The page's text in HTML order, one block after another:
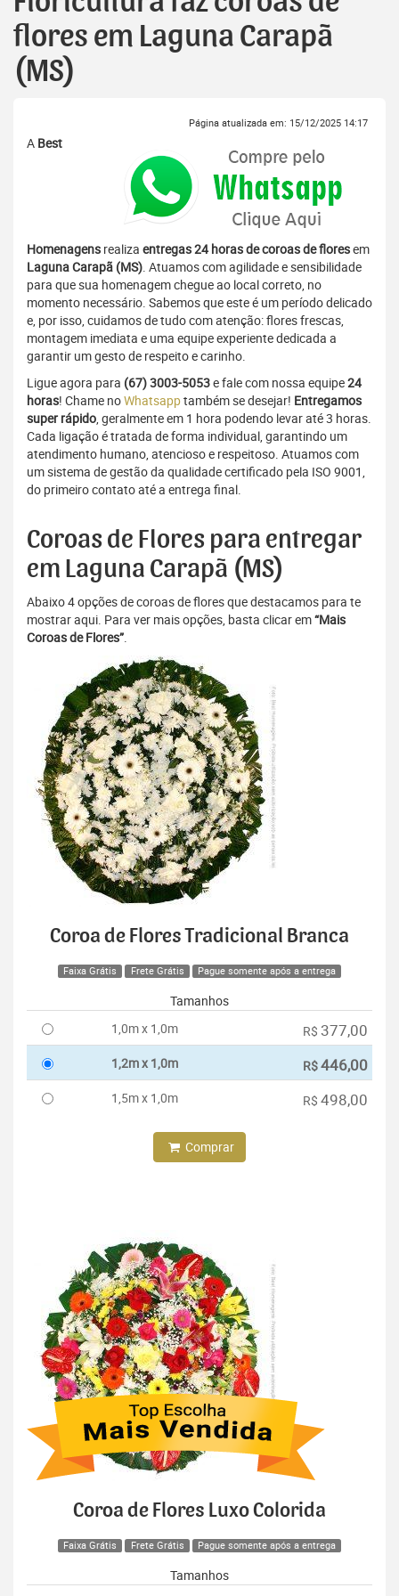
flores em Laguna Carapã
(MS)
Página atualizada em: 15/12/2025 14:17
A Best
Homenagens realiza entregas 24 horas de coroas de floresem
Laguna Carapã (MS). Atuamos com agilidade e sensibilidade
para que sua homenagem chegue ao local correto, no
momento necessário. Sabemos que este é um período delicado
e, por isso, cuidamos de tudo com atenção: flores frescas,
montagem imediata e uma equipe experiente dedicada a
garantir um gesto de respeito e carinho.
Ligue agora para (67) 3003-5053e fale com nossa equipe24
horas! Chame noWhatsapptambém se desejar! Entregamos
super rápido, geralmente em 1 hora podendo levar até 3 horas.
Cada ligação é tratada de forma individual, garantindo um
atendimento humano, atencioso e respeitoso. Atuamos com
um sistema de gestão da qualidade certificado pela ISO 9001,
do primeiro contato até a entrega final.
Coroas de Flores para entregar
em Laguna Carapã (MS)
Abaixo 4 opções de coroas de flores que destacamos para te
mostrar aqui. Para ver mais opções, basta clicar em“Mais
Coroas de Flores”.
Coroa de Flores Tradicional Branca
Faixa Grátis Frete Grátis Pague somente após a entrega
Tamanhos
1,0m x 1,0m
R$ 377,00
1,2m x 1,0m R$446,00
1,5m x 1,0m R$ 498,00
Comprar
Coroa de Flores Luxo Colorida
Faixa Grátis Frete Grátis Pague somente após a entrega
Tamanhos